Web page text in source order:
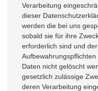
Verarbeitung
dieser
werden die bei uns
sobald sie für ihre
erforderlich sind und
Daten nicht gelöscht
gesetzlich zulässige
deren Verarbeitung